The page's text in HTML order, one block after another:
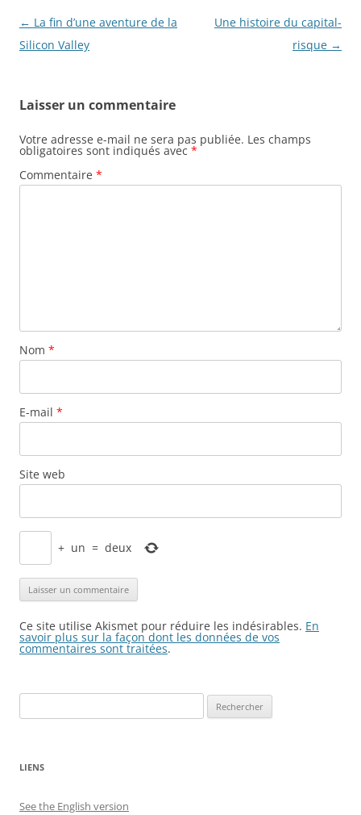
Navigation
des
← La fin d’une aventure de la
Silicon Valley
Une histoire du capital-
risque →
Laisser un commentaire
Votre adresse e-mail ne sera pas publiée. Les champs
obligatoires sont indiqués avec *
Commentaire *
Nom *
E-mail *
Site web
+ un = deux
Ce site utilise Akismet pour réduire les indésirables. En
savoir plus sur la façon dont les données de vos
commentaires sont traitées.
LIENS
See the English version